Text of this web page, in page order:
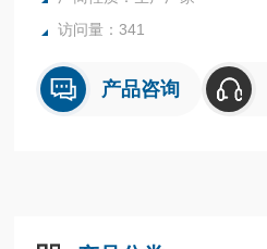
访问量：341
产品咨询